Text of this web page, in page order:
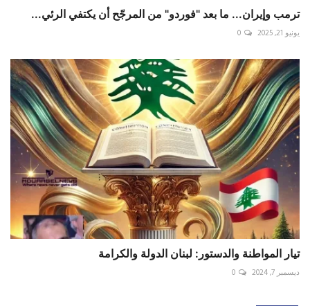
ترمب وإيران... ما بعد "فوردو" من المرجّح أن يكتفي الرئي...
يونيو 21, 2025 0
تيار المواطنة والدستور: لبنان الدولة والكرامة
ديسمبر 7, 2024 0